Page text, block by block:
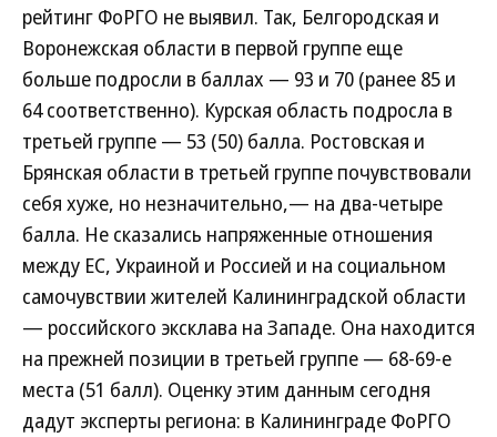
рейтинг ФоРГО не выявил. Так, Белгородская и
Воронежская области в первой группе еще
больше подросли в баллах — 93 и 70 (ранее 85 и
64 соответственно). Курская область подросла в
третьей группе — 53 (50) балла. Ростовская и
Брянская области в третьей группе почувствовали
себя хуже, но незначительно,— на два-четыре
балла. Не сказались напряженные отношения
между ЕС, Украиной и Россией и на социальном
самочувствии жителей Калининградской области
— российского эксклава на Западе. Она находится
на прежней позиции в третьей группе — 68-69-е
места (51 балл). Оценку этим данным сегодня
дадут эксперты региона: в Калининграде ФоРГО